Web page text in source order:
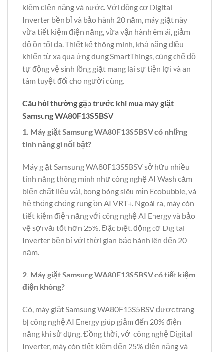
kiệm điện năng và nước. Với động cơ Digital
Inverter bền bỉ và bảo hành 20 năm, máy giặt này
vừa tiết kiệm điện năng, vừa vận hành êm ái, giảm
độ ồn tối đa. Thiết kế thông minh, khả năng điều
khiển từ xa qua ứng dụng SmartThings, cùng chế độ
tự động vệ sinh lồng giặt mang lại sự tiện lợi và an
tâm tuyệt đối cho người dùng.
Câu hỏi thường gặp trước khi mua máy giặt
Samsung WA80F13S5BSV
1. Máy giặt Samsung WA80F13S5BSV có những
tính năng gì nổi bật?
Máy giặt Samsung WA80F13S5BSV sở hữu nhiều
tính năng thông minh như công nghệ AI Wash cảm
biến chất liệu vải, bong bóng siêu mịn Ecobubble, và
hệ thống chống rung ồn AI VRT+. Ngoài ra, máy còn
tiết kiệm điện năng với công nghệ AI Energy và bảo
vệ sợi vải tốt hơn 25%. Đặc biệt, động cơ Digital
Inverter bền bỉ với thời gian bảo hành lên đến 20
năm.
2. Máy giặt Samsung WA80F13S5BSV có tiết kiệm
điện không?
Có, máy giặt Samsung WA80F13S5BSV được trang
bị công nghệ AI Energy giúp giảm đến 20% điện
năng khi sử dụng. Đồng thời, với công nghệ Digital
Inverter, máy còn tiết kiệm đến 25% điện năng và